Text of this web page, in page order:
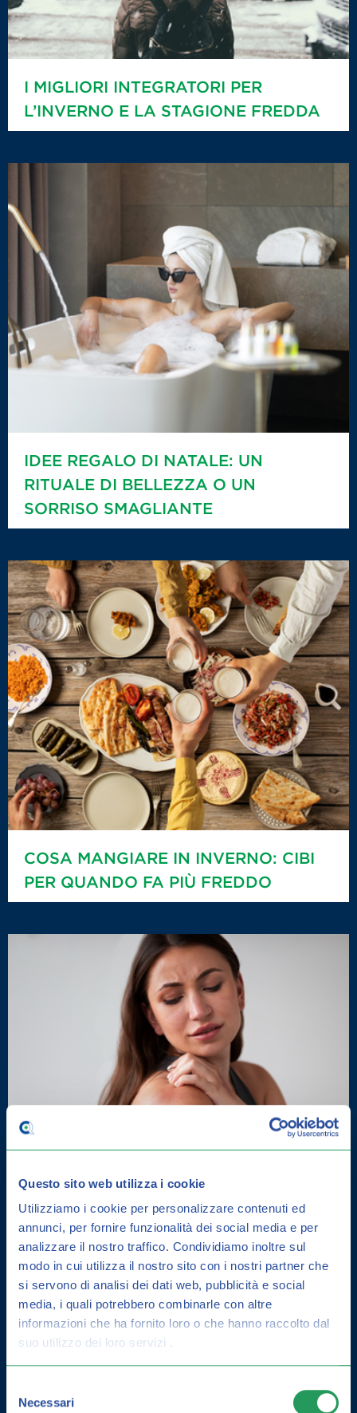
Questo sito web utilizza i cookie
Utilizziamo i cookie per personalizzare contenuti ed
annunci, per fornire funzionalità dei social media e per
analizzare il nostro traffico. Condividiamo inoltre sul
modo in cui utilizza il nostro sito con i nostri partner che
si servono di analisi dei dati web, pubblicità e social
media, i quali potrebbero combinarle con altre
informazioni che ha fornito loro o che hanno raccolto dal
suo utilizzo dei loro servizi .
delNecessari
I MIGLIORI INTEGRATORI PER
L’INVERNO E LA STAGIONE FREDDA
IDEE REGALO DI NATALE: UN
RITUALE DI BELLEZZA O UN
SORRISO SMAGLIANTE
COSA MANGIARE IN INVERNO: CIBI
PER QUANDO FA PIÙ FREDDO
DERMATITE SEBORROICA: COME
CURARLA E GUIDA ALLA
PREVENZIONE